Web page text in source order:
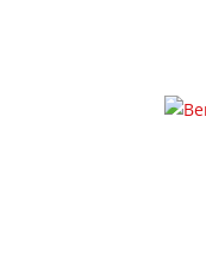
Start